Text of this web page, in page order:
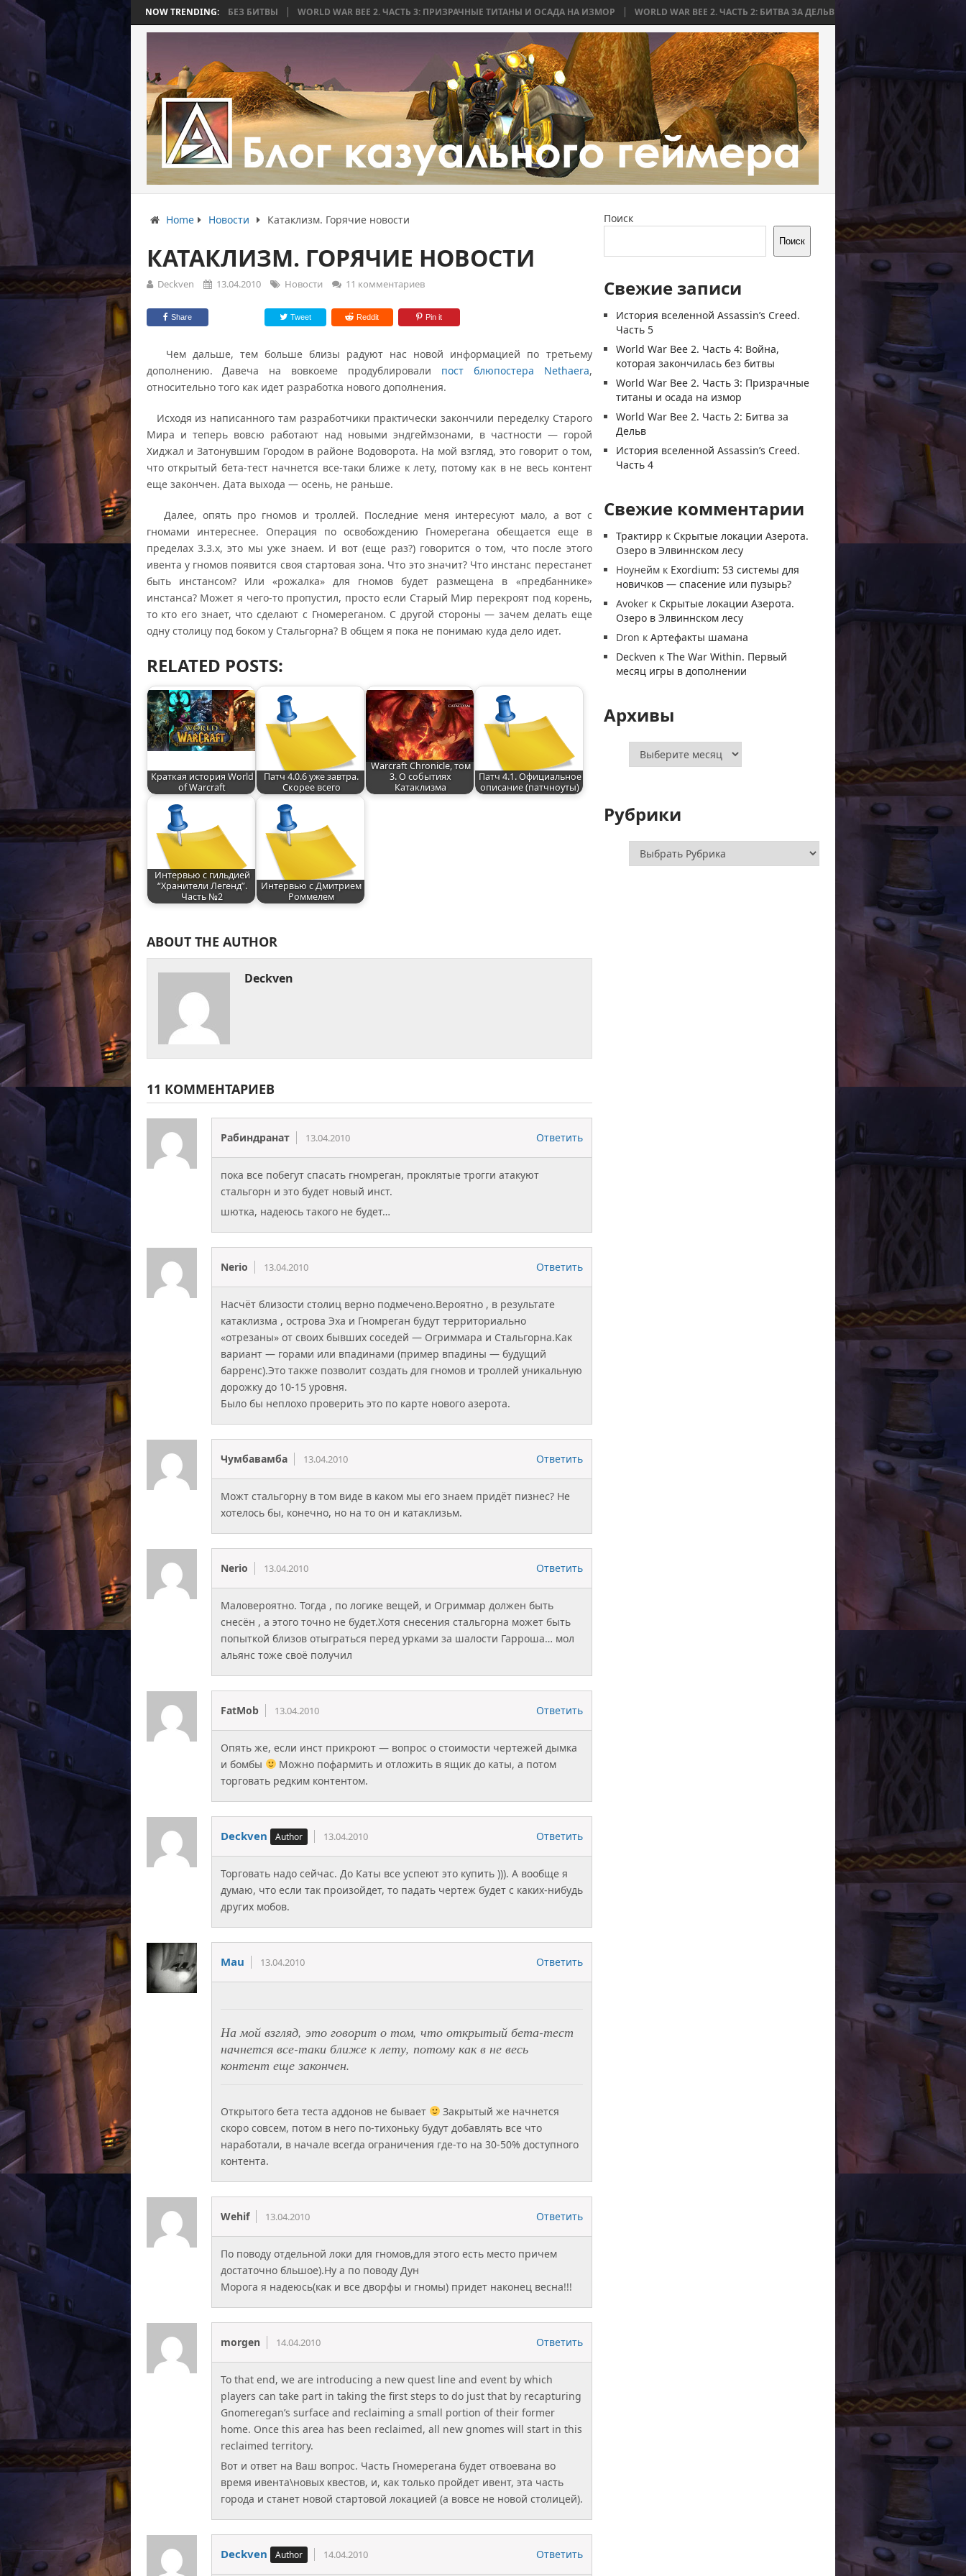
NOW TRENDING:
4: ВОЙНА, КОТОРАЯ ЗАКОНЧИЛАСЬ БЕЗ БИТВЫ WORLD WAR BEE 2. ЧАСТЬ 3: ПРИЗРАЧНЫЕ ТИТАНЫ И ОСАДА НА ИЗМОР WORLD WAR BEE 2. ЧАСТЬ 2: БИТВА ЗА ДЕЛЬВ WORLD WAR BEE 2. ЧАСТЬ 1:
Home Новости Катаклизм. Горячие новости
КАТАКЛИЗМ. ГОРЯЧИЕ НОВОСТИ
Deckven 13.04.2010 Новости 11 комментариев
Share Tweet Reddit Pin it
Чем дальше, тем больше близы радуют нас новой информацией по третьему
дополнению. Давеча на вовкоеме продублировали пост блюпостера Nethaera,
относительно того как идет разработка нового дополнения.
Исходя из написанного там разработчики практически закончили переделку Старого
Мира и теперь вовсю работают над новыми эндгеймзонами, в частности — горой
Хиджал и Затонувшим Городом в районе Водоворота. На мой взгляд, это говорит о том,
что открытый бета-тест начнется все-таки ближе к лету, потому как в не весь контент
еще закончен. Дата выхода — осень, не раньше.
Далее, опять про гномов и троллей. Последние меня интересуют мало, а вот с
гномами интереснее. Операция по освобождению Гномерегана обещается еще в
пределах 3.3.х, это мы уже знаем. И вот (еще раз?) говорится о том, что после этого
ивента у гномов появится своя стартовая зона. Что это значит? Что инстанс перестанет
быть инстансом? Или «рожалка» для гномов будет размещена в «предбаннике»
инстанса? Может я чего-то пропустил, просто если Старый Мир перекроят под корень,
то кто его знает, что сделают с Гномереганом. С другой стороны — зачем делать еще
одну столицу под боком у Стальгорна? В общем я пока не понимаю куда дело идет.
RELATED POSTS:
Краткая история World
of Warcraft
Патч 4.0.6 уже завтра.
Скорее всего
Warcraft Chronicle, том
3. О событиях
Катаклизма
Патч 4.1. Официальное
описание (патчноуты)
Интервью с гильдией
“Хранители Легенд”.
Часть №2
Интервью с Дмитрием
Роммелем
ABOUT THE AUTHOR
Deckven
11 КОММЕНТАРИЕВ
Рабиндранат 13.04.2010 Ответить
пока все побегут спасать гномреган, проклятые трогги атакуют
стальгорн и это будет новый инст.
шютка, надеюсь такого не будет…
Nerio 13.04.2010 Ответить
Насчёт близости столиц верно подмечено.Вероятно , в результате
катаклизма , острова Эха и Гномреган будут территориально
«отрезаны» от своих бывших соседей — Огриммара и Стальгорна.Как
вариант — горами или впадинами (пример впадины — будущий
барренс).Это также позволит создать для гномов и троллей уникальную
дорожку до 10-15 уровня.
Было бы неплохо проверить это по карте нового азерота.
Чумбавамба 13.04.2010 Ответить
Можт стальгорну в том виде в каком мы его знаем придёт пизнес? Не
хотелось бы, конечно, но на то он и катаклизьм.
Nerio 13.04.2010 Ответить
Маловероятно. Тогда , по логике вещей, и Огриммар должен быть
снесён , а этого точно не будет.Хотя снесения стальгорна может быть
попыткой близов отыграться перед урками за шалости Гарроша… мол
альянс тоже своё получил
FatMob 13.04.2010 Ответить
Опять же, если инст прикроют — вопрос о стоимости чертежей дымка
и бомбы
Можно пофармить и отложить в ящик до каты, а потом
торговать редким контентом.
Deckven 13.04.2010 Ответить
Торговать надо сейчас. До Каты все успеют это купить ))). А вообще я
думаю, что если так произойдет, то падать чертеж будет с каких-нибудь
других мобов.
Mau 13.04.2010 Ответить
На мой взгляд, это говорит о том, что открытый бета-тест
начнется все-таки ближе к лету, потому как в не весь
контент еще закончен.
Открытого бета теста аддонов не бывает
Закрытый же начнется
скоро совсем, потом в него по-тихоньку будут добавлять все что
наработали, в начале всегда ограничения где-то на 30-50% доступного
контента.
Wehif 13.04.2010 Ответить
По поводу отдельной локи для гномов,для этого есть место причем
достаточно бльшое).Ну а по поводу Дун
Морога я надеюсь(как и все дворфы и гномы) придет наконец весна!!!
morgen 14.04.2010 Ответить
To that end, we are introducing a new quest line and event by which
players can take part in taking the first steps to do just that by recapturing
Gnomeregan’s surface and reclaiming a small portion of their former
home. Once this area has been reclaimed, all new gnomes will start in this
reclaimed territory.
Вот и ответ на Ваш вопрос. Часть Гномерегана будет отвоевана во
время ивента\новых квестов, и, как только пройдет ивент, эта часть
города и станет новой стартовой локацией (а вовсе не новой столицей).
Deckven 14.04.2010 Ответить
Поиск
Поиск
Свежие записи
История вселенной Assassin’s Creed.
Часть 5
World War Bee 2. Часть 4: Война,
которая закончилась без битвы
World War Bee 2. Часть 3: Призрачные
титаны и осада на измор
World War Bee 2. Часть 2: Битва за
Дельв
История вселенной Assassin’s Creed.
Часть 4
Свежие комментарии
Трактирр к Скрытые локации Азерота.
Озеро в Элвиннском лесу
Ноунейм к Exordium: 53 системы для
новичков — спасение или пузырь?
Avoker к Скрытые локации Азерота.
Озеро в Элвиннском лесу
Dron кАртефакты шамана
Deckven кThe War Within. Первый
месяц игры в дополнении
Архивы
Архивы
Рубрики
Рубрики